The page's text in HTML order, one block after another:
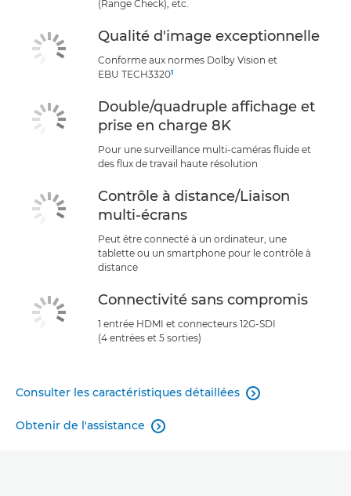
(Range Check), etc.
Qualité d'image exceptionnelle
Conforme aux normes Dolby Vision et
EBU TECH33201
Double/quadruple affichage et
prise en charge 8K
Pour une surveillance multi-caméras fluide et
des flux de travail haute résolution
Contrôle à distance/Liaison
multi-écrans
Peut être connecté à un ordinateur, une
tablette ou un smartphone pour le contrôle à
distance
Connectivité sans compromis
1 entrée HDMI et connecteurs 12G-SDI
(4 entrées et 5 sorties)
Consulter les caractéristiques détaillées 
Obtenir de l'assistance 